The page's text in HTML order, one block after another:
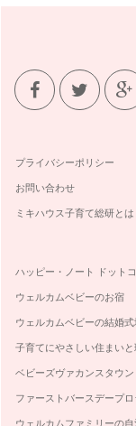
穫できるお野菜は
「海の動物パン」
お外で遊べない・
パン」作り。 てる
プライバシーポリシー
お問い合わせ
ミキハウス子育て総研とは
ハッピー・ノート ドット
ウェルカムベビーのお宿
ウェルカムベビーの結婚
子育てにやさしい住まい
ベビーズヴァカンスタウン
ファーストバースデープロ
ウェルカムファミリーの